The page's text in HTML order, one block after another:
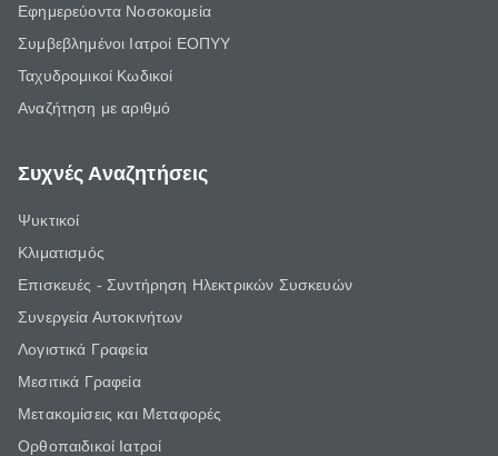
Εφημερεύοντα Νοσοκομεία
Συμβεβλημένοι Ιατροί ΕΟΠΥΥ
Ταχυδρομικοί Κωδικοί
Αναζήτηση με αριθμό
Συχνές Αναζητήσεις
Ψυκτικοί
Κλιματισμός
Επισκευές - Συντήρηση Ηλεκτρικών Συσκευών
Συνεργεία Αυτοκινήτων
Λογιστικά Γραφεία
Μεσιτικά Γραφεία
Μετακομίσεις και Μεταφορές
Ορθοπαιδικοί Ιατροί